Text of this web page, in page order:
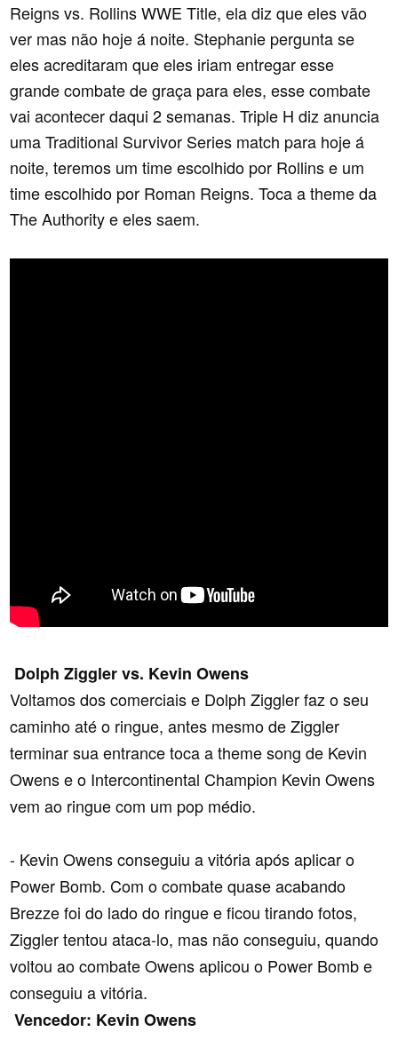
Reigns vs. Rollins WWE Title, ela diz que eles vão
ver mas não hoje á noite. Stephanie pergunta se
eles acreditaram que eles iriam entregar esse
grande combate de graça para eles, esse combate
vai acontecer daqui 2 semanas. Triple H diz anuncia
uma Traditional Survivor Series match para hoje á
noite, teremos um time escolhido por Rollins e um
time escolhido por Roman Reigns. Toca a theme da
The Authority e eles saem.
Dolph Ziggler vs. Kevin Owens
Voltamos dos comerciais e Dolph Ziggler faz o seu
caminho até o ringue, antes mesmo de Ziggler
terminar sua entrance toca a theme song de Kevin
Owens e o Intercontinental Champion Kevin Owens
vem ao ringue com um pop médio.
- Kevin Owens conseguiu a vitória após aplicar o
Power Bomb. Com o combate quase acabando
Brezze foi do lado do ringue e ficou tirando fotos,
Ziggler tentou ataca-lo, mas não conseguiu, quando
voltou ao combate Owens aplicou o Power Bomb e
conseguiu a vitória.
Vencedor: Kevin Owens